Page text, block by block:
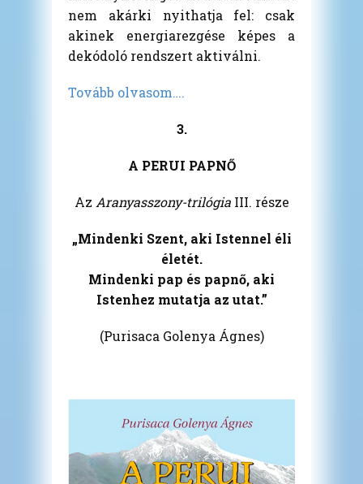
nem akárki nyithatja fel: csak
akinek energiarezgése képes a
dekódoló rendszert aktiválni.
Tovább olvasom….
3.
A PERUI PAPNŐ
Az Aranyasszony-trilógiaIII. része
„Mindenki Szent, aki Istennel éli
életét.
Mindenki pap és papnő, aki
Istenhez mutatja az utat.”
(Purisaca Golenya Ágnes)